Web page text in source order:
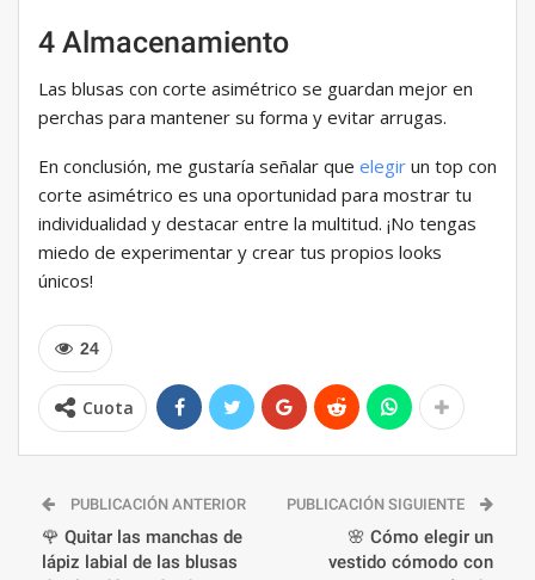
4 Almacenamiento
Las blusas con corte asimétrico se guardan mejor en
perchas para mantener su forma y evitar arrugas.
En conclusión, me gustaría señalar que elegir un top con
corte asimétrico es una oportunidad para mostrar tu
individualidad y destacar entre la multitud. ¡No tengas
miedo de experimentar y crear tus propios looks
únicos!
24
Cuota
PUBLICACIÓN ANTERIOR
🌹 Quitar las manchas de
lápiz labial de las blusas
PUBLICACIÓN SIGUIENTE
🌸 Cómo elegir un
vestido cómodo con